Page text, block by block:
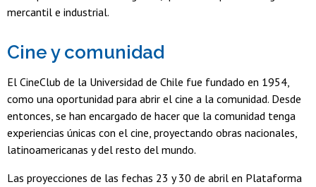
mercantil e industrial.
Cine y comunidad
El CineClub de la Universidad de Chile fue fundado en 1954,
como una oportunidad para abrir el cine a la comunidad. Desde
entonces, se han encargado de hacer que la comunidad tenga
experiencias únicas con el cine, proyectando obras nacionales,
latinoamericanas y del resto del mundo.
Las proyecciones de las fechas 23 y 30 de abril en Plataforma